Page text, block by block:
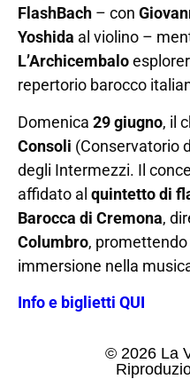
FlashBach – con
Yoshida al violino –
L’Archicembalo
repertorio barocco
Domenica 29 giugno, il
Consoli (Conservatorio
degli Intermezzi. Il
affidato al quintetto di
Barocca di Cremona,
Columbro,
immersione nella
Info e biglietti QUI
© 2026 La